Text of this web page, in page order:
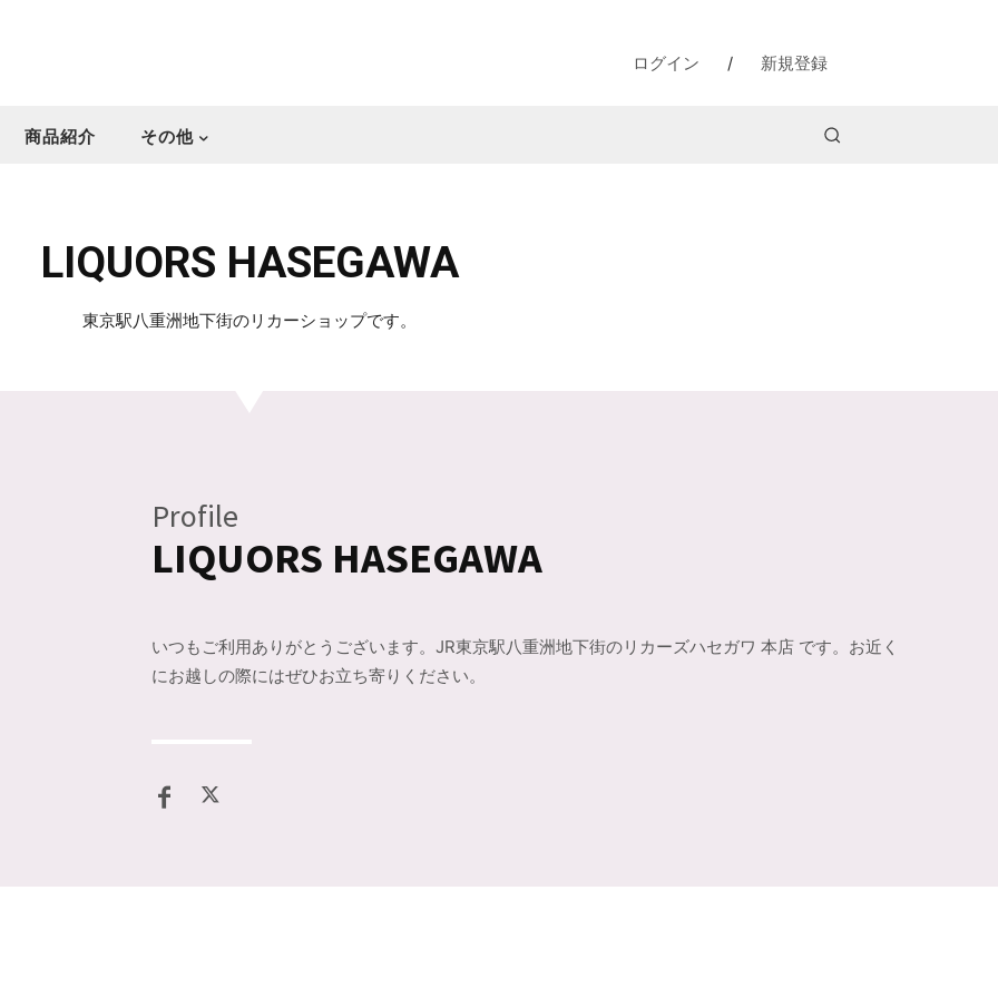
ログイン / 新規登録
商品紹介 その他
LIQUORS HASEGAWA
東京駅八重洲地下街のリカーショップです。
Profile
LIQUORS HASEGAWA
いつもご利用ありがとうございます。JR東京駅八重洲地下街のリカーズハセガワ 本店 です。お近く
にお越しの際にはぜひお立ち寄りください。